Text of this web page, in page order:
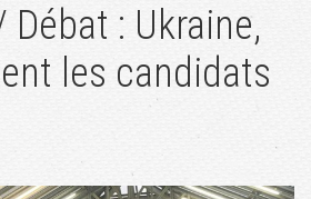
Débat : Ukraine,
les candidats